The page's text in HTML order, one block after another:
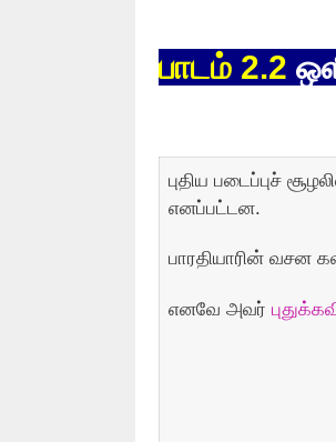
பாடம் 2.2
புதிய படைப்புச்
எனப்பட்டன.
பாரதியாரின் வசன
எனவே அவர்